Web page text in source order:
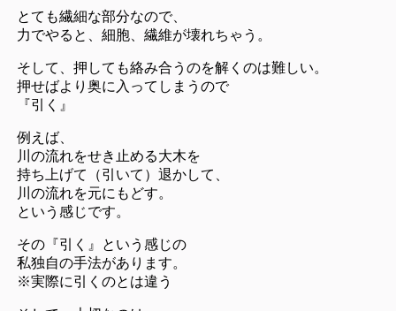
とても繊細な部分なので、
力でやると、細胞、繊維が壊れちゃう。
そして、押しても絡み合うのを解くのは難しい。
押せばより奥に入ってしまうので
『引く』
例えば、
川の流れをせき止める大木を
持ち上げて（引いて）退かして、
川の流れを元にもどす。
という感じです。
その『引く』という感じの
私独自の手法があります。
※実際に引くのとは違う